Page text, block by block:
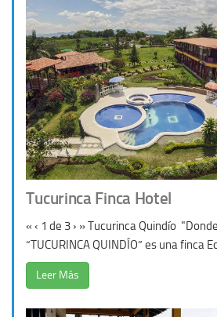
Tucurinca Finca Hotel
« ‹ 1 de 3 › » Tucurinca Quindío
“TUCURINCA QUINDÍO” es una finca
Leer Más